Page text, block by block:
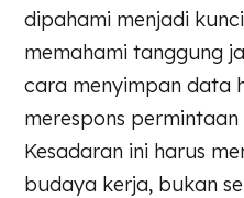
dipahami menjadi
memahami tanggung
cara menyimpan data
merespons
Kesadaran ini harus
budaya kerja, bukan